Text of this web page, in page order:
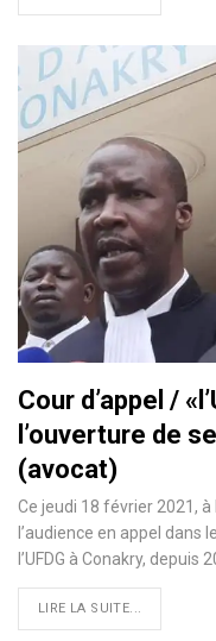
Cour d’appel /
l’ouverture de
(avocat)
Ce jeudi 18 février 2021, à
l’audience en appel dans
l’UFDG à Conakry, depuis
LIRE LA SUITE...